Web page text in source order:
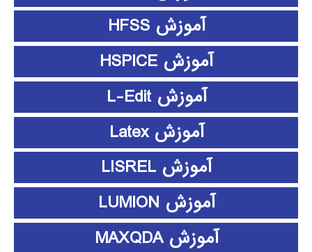
آموزش HFSS
آموزش HSPICE
آموزش L-Edit
آموزش Latex
آموزش LISREL
آموزش LUMION
آموزش MAXQDA